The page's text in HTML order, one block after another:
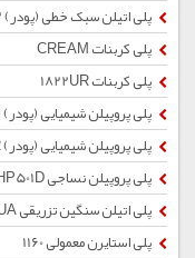
پلی اتیلن سبک خطی (پودر) 22B02
پلی کربنات CREAM
پلی کربنات 1822UR
پلی پروپیلن شیمیایی (پودر) ZH500M
پلی پروپیلن شیمیایی (پودر) ZB548R
پلی پروپیلن نساجی HP501D
پلی اتیلن سنگین تزریقی 6040UA
پلی استایرن معمولی 1160